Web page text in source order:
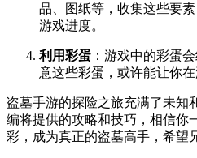
品、图纸等，收集这些要
游戏进度。
利用彩蛋 ：游戏中的彩蛋
意这些彩蛋，或许能让你在
盗墓手游的探险之旅充满了未知
编将提供的攻略和技巧，相信你
彩，成为真正的盗墓高手，希望